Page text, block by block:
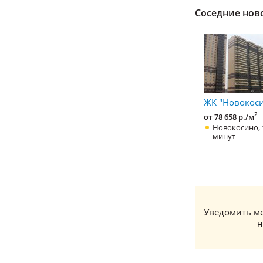
Соседние
ЖК
от 78 658 р./м2
Новокосино,
минут
Уведомить